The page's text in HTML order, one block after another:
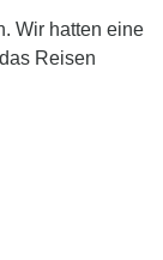
Wir hatten eine
Reisen